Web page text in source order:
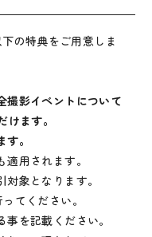
の特典をご用意しま
撮影イベントについて
ます。
。
用されます。
象となります。
てください。
を記載ください。